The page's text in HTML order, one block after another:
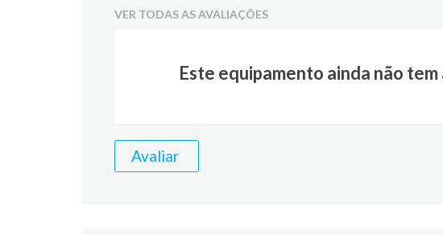
VER TODAS AS AVALIAÇÕES
Este equipamento ainda não
Avaliar